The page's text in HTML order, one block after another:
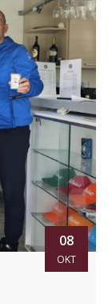
08
OKT